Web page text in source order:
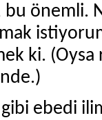
bu önemli.
ki. (Oysa
ebedi